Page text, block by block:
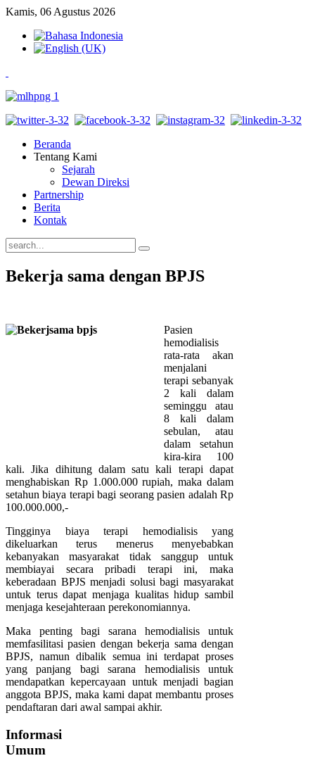
Kamis, 06 Agustus 2026
Beranda
Tentang Kami
Sejarah
Dewan Direksi
Partnership
Berita
Kontak
Bekerja sama dengan BPJS
Pasien
hemodialisis
rata-rata akan
menjalani
terapi sebanyak
2 kali dalam
seminggu atau
8 kali dalam
sebulan, atau
dalam setahun
kira-kira 100
kali. Jika dihitung dalam satu kali terapi dapat
menghabiskan Rp 1.000.000 rupiah, maka dalam
setahun biaya terapi bagi seorang pasien adalah Rp
100.000.000,-
Tingginya biaya terapi hemodialisis yang
dikeluarkan terus menerus menyebabkan
kebanyakan masyarakat tidak sanggup untuk
membiayai secara pribadi terapi ini, maka
keberadaan BPJS menjadi solusi bagi masyarakat
untuk terus dapat menjaga kualitas hidup sambil
menjaga kesejahteraan perekonomiannya.
Maka penting bagi sarana hemodialisis untuk
memfasilitasi pasien dengan bekerja sama dengan
BPJS, namun dibalik semua ini terdapat proses
yang panjang bagi sarana hemodialisis untuk
mendapatkan kepercayaan untuk menjadi bagian
anggota BPJS, maka kami dapat membantu proses
pendaftaran dari awal sampai akhir.
Informasi
Umum